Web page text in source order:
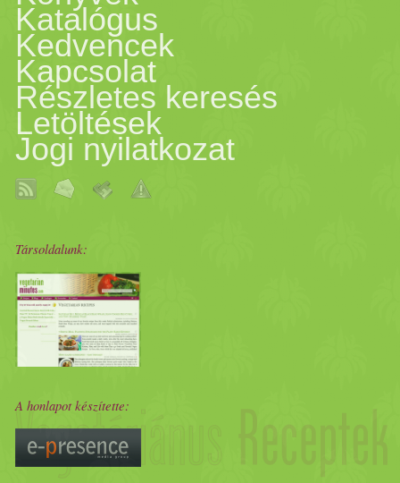
Katalógus
Kedvencek
Kapcsolat
Részletes keresés
Letöltések
Jogi nyilatkozat
Társoldalunk:
A honlapot készítette: